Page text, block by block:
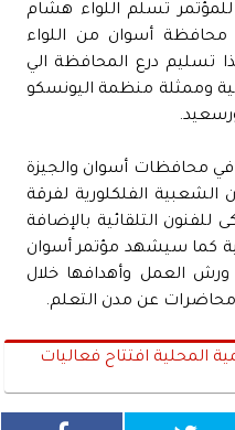
تسلم اللواء هشام
محافظة أسوان من اللواء
درع المحافظة الي
وممثلة منظمة اليونسكو
محافظات أسوان والجيزة
الفلكلورية لفرقة
التلقائية بالإضافة
كما سيشهد مؤتمر أسوان
العمل وأهدافها خلال
المحلية افتتاح فعاليات